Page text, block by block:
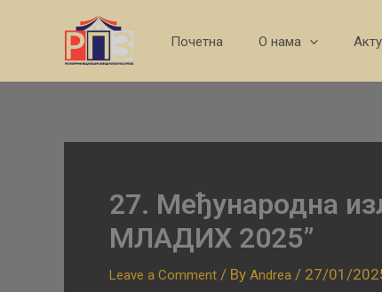
Почетна О нама
27. Међународна
МЛАДИХ 2025”
Leave a Comment / By Andrea / 27/01/